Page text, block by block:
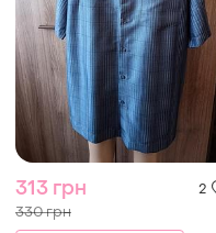
313 грн 2
330 грн